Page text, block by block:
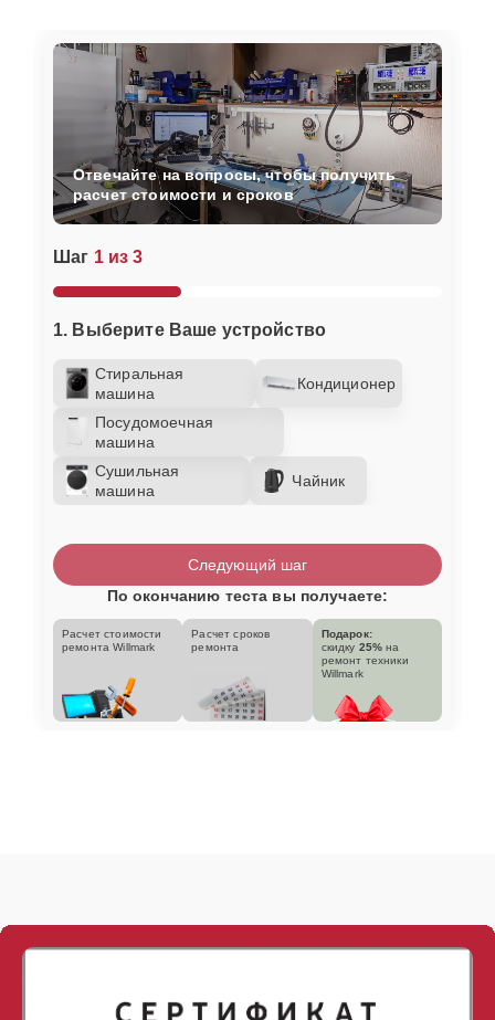
Шаг 1 из 3
1. Выберите Ваше устройство
Стиральная
машина
Кондиционер
Посудомоечная
машина
Сушильная
машина
Чайник
Отвечайте на вопросы, чтобы получить
расчет стоимости и сроков
Следующий шаг
По окончанию теста вы получаете:
Расчет стоимости
ремонта Willmark
Расчет сроков
ремонта
Подарок:
скидку 25% на
ремонт техники
Willmark